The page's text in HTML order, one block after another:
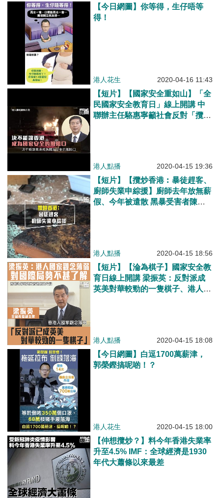
【今日網圖】你等得，生仔唔等
得！
港人花生 2020-04-16 11:43
【短片】【國家安全重如山】「全
民國家安全教育日」線上開講 中
聯辦主任駱惠寧籲社會反對「攬
港人點播 2020-04-15 19:36
【短片】【攬炒香港︰暴徒趕客、
廚師失業申綜援】廚師去年放無薪
假、今年被遣散 黑暴受害者陳先
港人點播 2020-04-15 18:56
【短片】【淪為棋子】國家安全教
育日線上開講 梁振英：反對派成
英美對華較勁的一隻棋子、港人對
港人點播 2020-04-15 18:08
【今日網圖】白逗1700萬薪津，
郭榮鏗搞呢啲！？
港人花生 2020-04-15 18:00
【仲想攬炒？】料今年香港失業率
升至4.5% IMF：全球經濟是1930
年代大蕭條以來最差